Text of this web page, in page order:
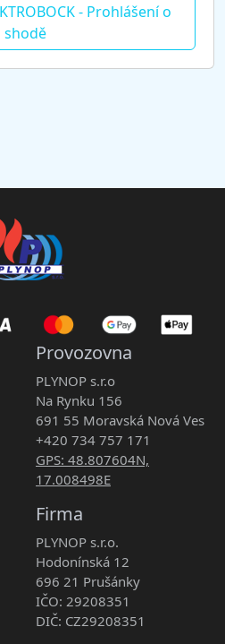
- Prohlášení o
shodě
Provozovna
PLYNOP s.r.o
Na Rynku 156
691 55 Moravská Nová Ves
+420 734 757 171
GPS: 48.807604N,
17.008498E
Firma
PLYNOP s.r.o.
Hodonínská 12
696 21 Prušánky
IČO: 29208351
DIČ: CZ29208351